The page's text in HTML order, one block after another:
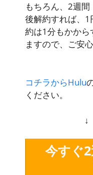
もちろん、 2週間
後解約すれば、
約は1分もかか
ますので、ご安
コチラからHulu
ください。
今すぐ